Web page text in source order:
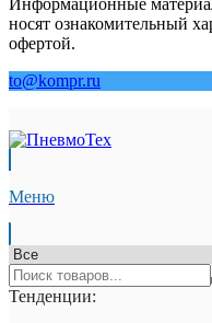
Информационные
носят ознакомительный
офертой.
to@kompr.ru
Меню
Тенденции: